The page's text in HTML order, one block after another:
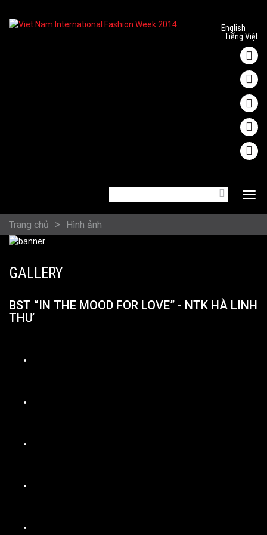
English
Tiếng Việt
Toggle
BIỂU MẪU TÌM
KIẾM
Tìm kiếm
BẠN ĐANG Ở ĐÂY
Trang chủ Hình ảnh
GALLERY
BST “IN THE MOOD FOR LOVE” - NTK HÀ LINH
THƯ